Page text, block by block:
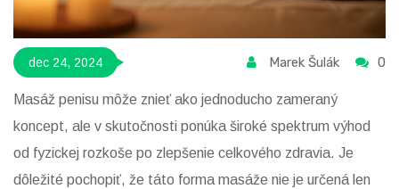
dec 24, 2024 Marek Šulák 0
Masáž penisu môže znieť ako jednoducho zameraný
koncept, ale v skutočnosti ponúka široké spektrum výhod
od fyzickej rozkoše po zlepšenie celkového zdravia. Je
dôležité pochopiť, že táto forma masáže nie je určená len